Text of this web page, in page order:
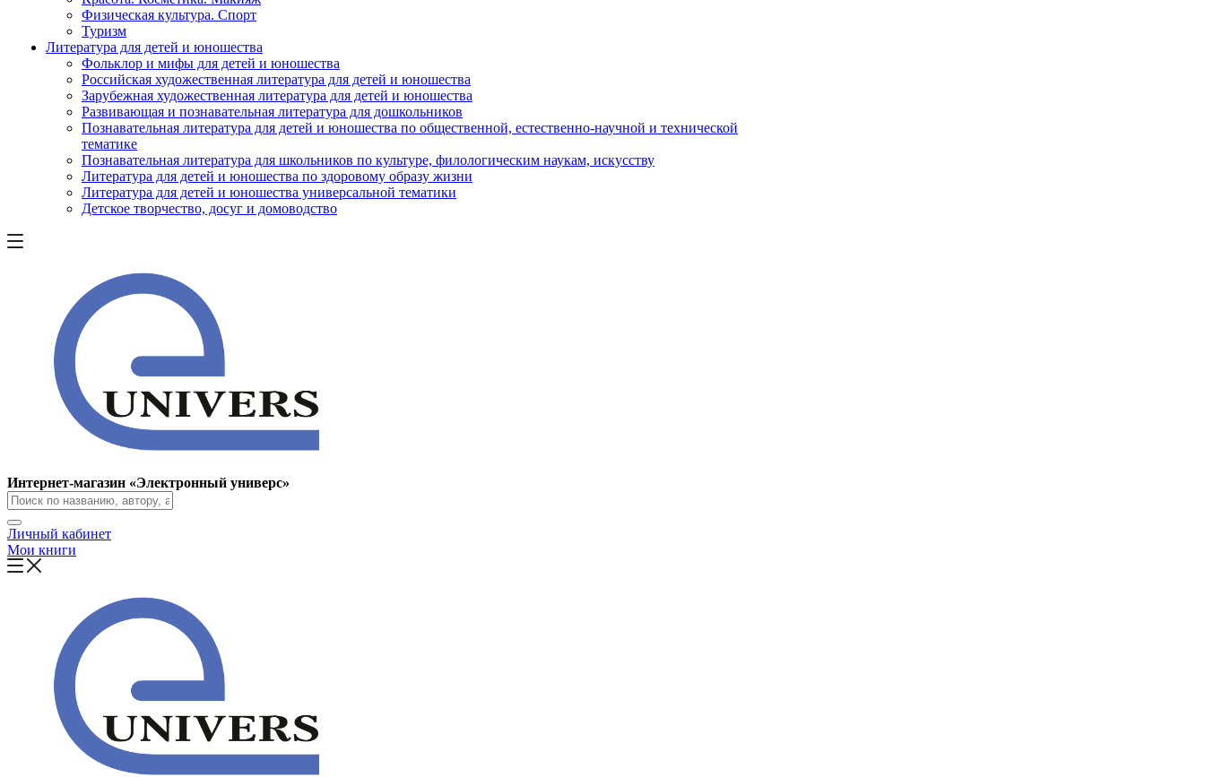
Физическая культура. Спорт
Туризм
Литература для детей и юношества
Фольклор и мифы для детей и юношества
Российская художественная литература для детей и юношества
Зарубежная художественная литература для детей и юношества
Развивающая и познавательная литература для дошкольников
Познавательная литература для детей и юношества по общественной, естественно-научной и технической
тематике
Познавательная литература для школьников по культуре, филологическим наукам, искусству
Литература для детей и юношества по здоровому образу жизни
Литература для детей и юношества универсальной тематики
Детское творчество, досуг и домоводство
Интернет-магазин «Электронный универс»
Личный кабинет
Мои книги